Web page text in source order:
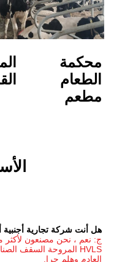
الملابس/
القماش
الأسئلة الشائعة
أم مصنعة ؟